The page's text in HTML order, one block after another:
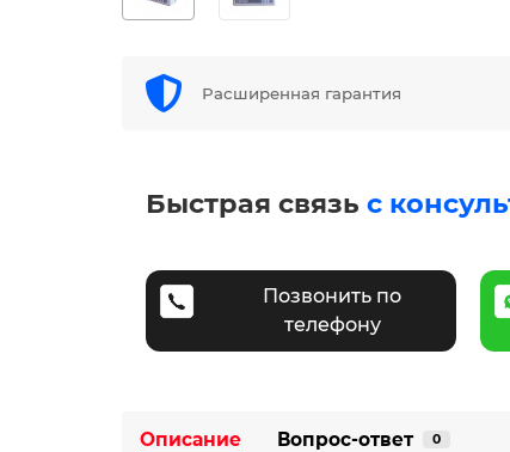
Расширенная гарантия
Быстрая связь с
Позвонить по
телефону
Описание Вопрос-ответ 0